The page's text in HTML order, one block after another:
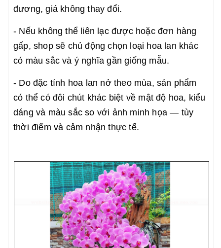
đương, giá không thay đổi.
- Nếu không thể liên lạc được hoặc đơn hàng
gấp, shop sẽ chủ động chọn loại hoa lan khác
có màu sắc và ý nghĩa gần giống mẫu.
- Do đặc tính hoa lan nở theo mùa, sản phẩm
có thể có đôi chút khác biệt về mật độ hoa, kiểu
dáng và màu sắc so với ảnh minh họa — tùy
thời điểm và cảm nhận thực tế.